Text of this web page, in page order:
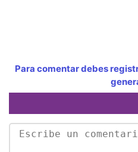
Para comentar debes